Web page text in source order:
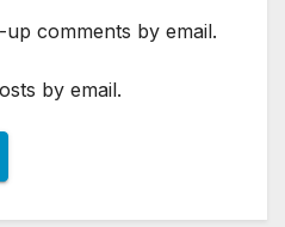
comments by email.
by email.